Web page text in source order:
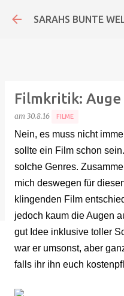
Direkt
SARAHS BUNTE
Filmkritik: Auge
am 30.8.16 FILME
Nein, es muss nicht
sollte ein Film schon
solche Genres.
mich deswegen für
klingenden Film
jedoch kaum die Augen
gut Idee inklusive toller
war er umsonst, aber
falls ihr ihn euch